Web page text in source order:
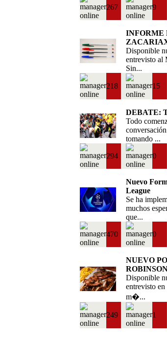
267 9
INFORME
Disponible
entrevisto al
Sin...
218 15
DEBATE:
Todo
tomando ...
294 0
Nuevo
League
Se ha
muchos
que...
470 0
NUEVO
Disponible
entrevisto en
m�...
249 1